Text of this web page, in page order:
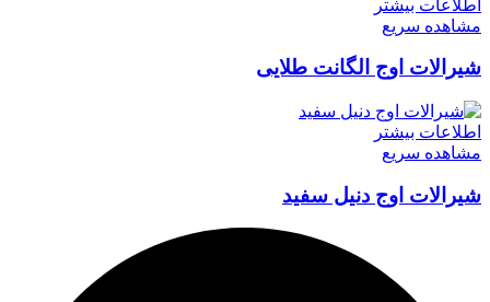
اطلاعات بیشتر
مشاهده سریع
شیرالات اوج الگانت طلایی
اطلاعات بیشتر
مشاهده سریع
شیرالات اوج دنیل سفید